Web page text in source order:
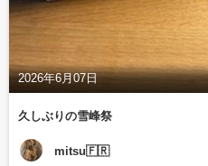
2026年6月07日
久しぶりの雪峰祭
mitsu🇫🇷